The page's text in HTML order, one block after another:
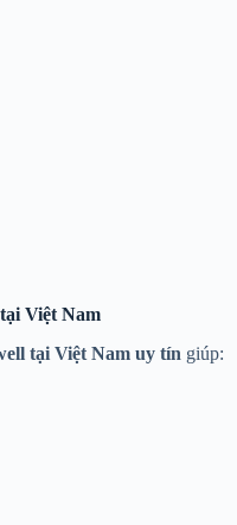
Việt Nam
tại Việt Nam uy tín giúp: